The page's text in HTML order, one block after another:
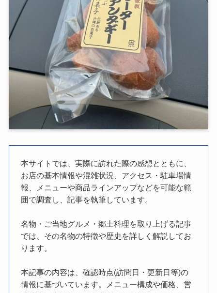
本サイトでは、実際に訪れた際の感想とともに、
お店の基本情報や混雑状況、アクセス・駐車場情
報、メニューや商品ラインアップなどを可能な範
囲で調査し、記事を執筆しています。
名物・ご当地グルメ・郷土料理を取り上げる記事
では、その名物の特徴や歴史を詳しく解説してお
ります。
本記事の内容は、確認時点(訪問日・更新日等)の
情報に基づいています。メニュー構成や価格、営